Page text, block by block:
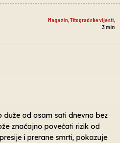
Magazin Titogradske vijesti
3 min
od osam sati dnevno bez
značajno povećati rizik od
i prerane smrti, pokazuje